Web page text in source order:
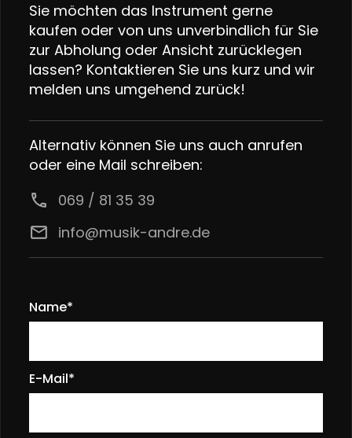
Sie möchten das Instrument gerne
kaufen oder von uns unverbindlich für Sie
zur Abholung oder Ansicht zurücklegen
lassen? Kontaktieren Sie uns kurz und wir
melden uns umgehend zurück!
Alternativ können Sie uns auch anrufen
oder eine Mail schreiben:
call
069 / 81 35 39
email info@musik-andre.de
Name*
E-Mail*